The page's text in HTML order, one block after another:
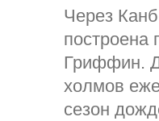
Через
построена
Гриффин.
холмов
сезон